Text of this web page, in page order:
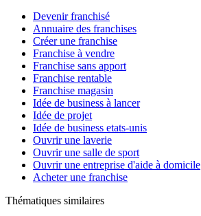
Devenir franchisé
Annuaire des franchises
Créer une franchise
Franchise à vendre
Franchise sans apport
Franchise rentable
Franchise magasin
Idée de business à lancer
Idée de projet
Idée de business etats-unis
Ouvrir une laverie
Ouvrir une salle de sport
Ouvrir une entreprise d'aide à domicile
Acheter une franchise
Thématiques similaires